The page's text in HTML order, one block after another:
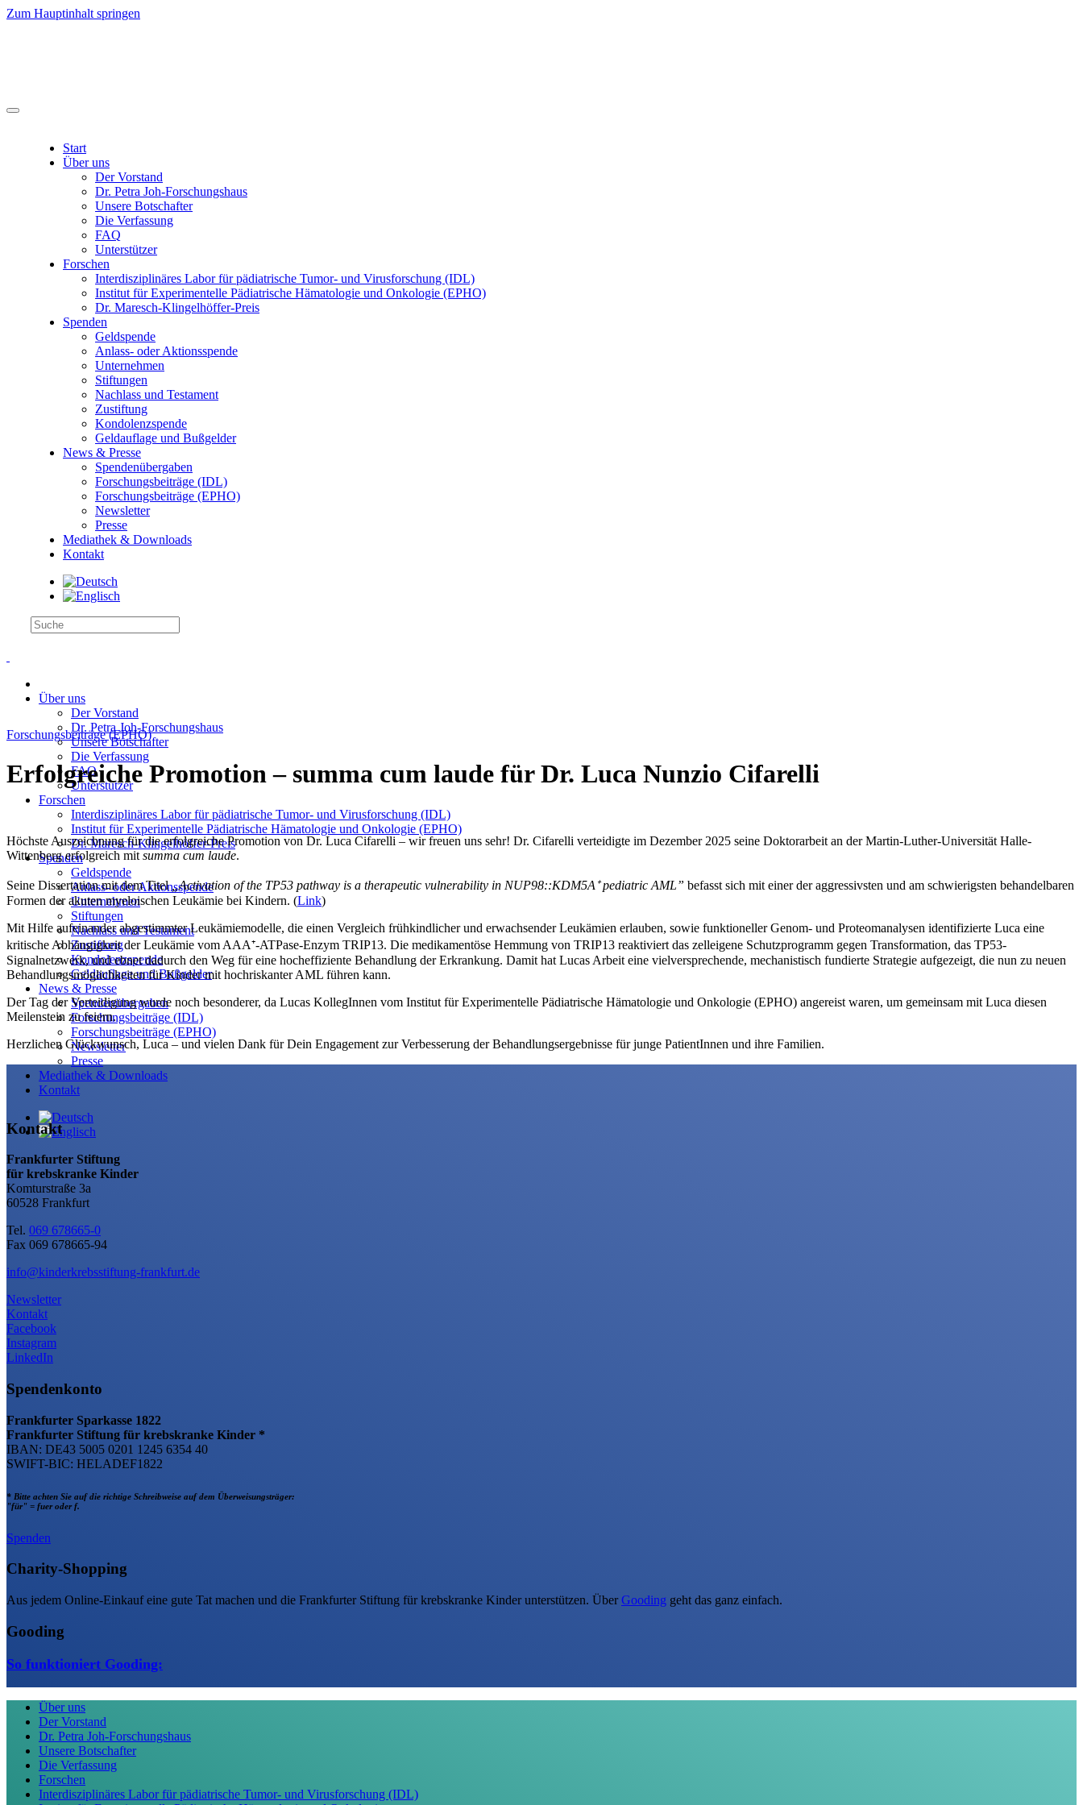
Zum Hauptinhalt springen
Start
Über uns
Der Vorstand
Dr. Petra Joh-Forschungshaus
Unsere Botschafter
Die Verfassung
FAQ
Unterstützer
Forschen
Interdisziplinäres Labor für pädiatrische Tumor- und Virusforschung (IDL)
Institut für Experimentelle Pädiatrische Hämatologie und Onkologie (EPHO)
Dr. Maresch-Klingelhöffer-Preis
Spenden
Geldspende
Anlass- oder Aktionsspende
Unternehmen
Stiftungen
Nachlass und Testament
Zustiftung
Kondolenzspende
Geldauflage und Bußgelder
News & Presse
Spendenübergaben
Forschungsbeiträge (IDL)
Forschungsbeiträge (EPHO)
Newsletter
Presse
Mediathek & Downloads
Kontakt
Über uns
Der Vorstand
Dr. Petra Joh-Forschungshaus
Unsere Botschafter
Die Verfassung
FAQ
Unterstützer
Forschen
Interdisziplinäres Labor für pädiatrische Tumor- und Virusforschung (IDL)
Institut für Experimentelle Pädiatrische Hämatologie und Onkologie (EPHO)
Dr. Maresch-Klingelhöffer-Preis
Spenden
Geldspende
Anlass- oder Aktionsspende
Unternehmen
Stiftungen
Nachlass und Testament
Zustiftung
Kondolenzspende
Geldauflage und Bußgelder
News & Presse
Spendenübergaben
Forschungsbeiträge (IDL)
Forschungsbeiträge (EPHO)
Newsletter
Presse
Mediathek & Downloads
Kontakt
Forschungsbeiträge (EPHO)
Erfolgreiche Promotion – summa cum laude für Dr. Luca Nunzio Cifarelli
Höchste Auszeichnung für die erfolgreiche Promotion von Dr. Luca Cifarelli – wir freuen uns sehr! Dr. Cifarelli verteidigte im Dezember 2025 seine Doktorarbeit an der Martin-Luther-Universität Halle-
Wittenberg erfolgreich mit summa cum laude.
Seine Dissertation mit dem Titel„Activation of the TP53 pathway is a therapeutic vulnerability in NUP98::KDM5A ⁺pediatric AML” befasst sich mit einer der aggressivsten und am schwierigsten behandelbaren
Formen der akuten myeloischen Leukämie bei Kindern. (Link)
Mit Hilfe aufeinander abgestimmter Leukämiemodelle, die einen Vergleich frühkindlicher und erwachsender Leukämien erlauben, sowie funktioneller Genom- und Proteomanalysen identifizierte Luca eine
kritische Abhängigkeit der Leukämie vom AAA⁺-ATPase-Enzym TRIP13. Die medikamentöse Hemmung von TRIP13 reaktiviert das zelleigene Schutzprogramm gegen Transformation, das TP53-
Signalnetzwerk, und ebnet dadurch den Weg für eine hocheffiziente Behandlung der Erkrankung. Damit hat Lucas Arbeit eine vielversprechende, mechanistisch fundierte Strategie aufgezeigt, die nun zu neuen
Behandlungsmöglichkeiten für Kinder mit hochriskanter AML führen kann.
Der Tag der Verteidigung wurde noch besonderer, da Lucas KollegInnen vom Institut für Experimentelle Pädiatrische Hämatologie und Onkologie (EPHO) angereist waren, um gemeinsam mit Luca diesen
Meilenstein zu feiern.
Herzlichen Glückwunsch, Luca – und vielen Dank für Dein Engagement zur Verbesserung der Behandlungsergebnisse für junge PatientInnen und ihre Familien.
Kontakt
Frankfurter Stiftung
für krebskranke Kinder
Komturstraße 3a
60528 Frankfurt
Tel. 069 678665-0
Fax 069 678665-94
info@kinderkrebsstiftung-frankfurt.de
Newsletter
Kontakt
Facebook
Instagram
LinkedIn
Spendenkonto
Frankfurter Sparkasse 1822
Frankfurter Stiftung für krebskranke Kinder *
IBAN: DE43 5005 0201 1245 6354 40
SWIFT-BIC: HELADEF1822
* Bitte achten Sie auf die richtige Schreibweise auf dem Überweisungsträger:
"für" = fuer oder f.
Spenden
Charity-Shopping
Aus jedem Online-Einkauf eine gute Tat machen und die Frankfurter Stiftung für krebskranke Kinder unterstützen. ÜberGooding geht das ganz einfach.
Gooding
So funktioniert Gooding:
Über uns
Der Vorstand
Dr. Petra Joh-Forschungshaus
Unsere Botschafter
Die Verfassung
Forschen
Interdisziplinäres Labor für pädiatrische Tumor- und Virusforschung (IDL)